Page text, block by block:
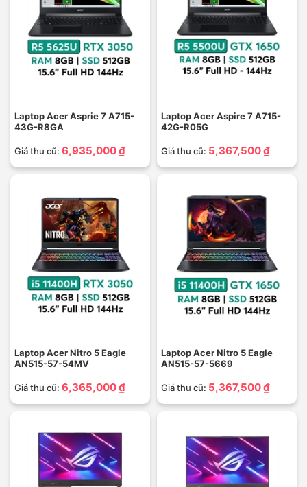
Laptop Acer Asprie 7 A715-
43G-R8GA
Giá thu cũ: 6,935,000 ₫
Laptop Acer Aspire 7 A715-
42G-R05G
Giá thu cũ: 5,367,500 ₫
Laptop Acer Nitro 5 Eagle
AN515-57-54MV
Giá thu cũ: 6,365,000 ₫
Laptop Acer Nitro 5 Eagle
AN515-57-5669
Giá thu cũ: 5,367,500 ₫